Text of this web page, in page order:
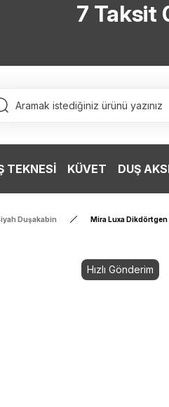
7 Taksit
TÜRKİYE’NİN
TEKNESİ KÜVET DUŞ
Duşakabin Mira Luxa
Hızlı Gönderim